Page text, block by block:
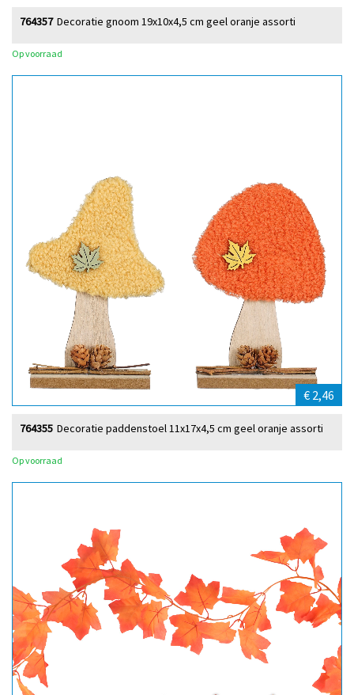
Decoratie gnoom 19x10x4,5 cm geel oranje assorti
764357
Op voorraad
€ 2,46
Decoratie paddenstoel 11x17x4,5 cm geel oranje assorti
764355
Op voorraad